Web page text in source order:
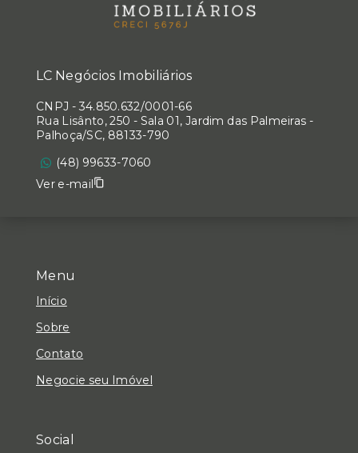
Menu
Início
Sobre
Contato
Negocie seu Imóvel
Social
LC Negócios Imobiliários
CNPJ - 34.850.632/0001-66
Rua Lisânto, 250 - Sala 01, Jardim das Palmeiras -
Palhoça/SC, 88133-790
(48) 99633-7060
Ver e-mail